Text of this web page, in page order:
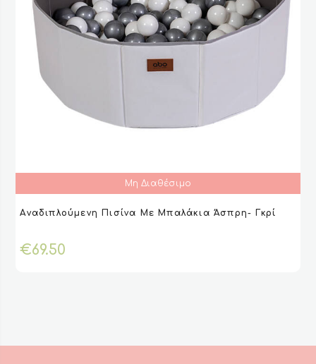
Μη Διαθέσιμο
Αναδιπλούμενη Πισίνα Με Μπαλάκια Άσπρη- Γκρί
€69.50